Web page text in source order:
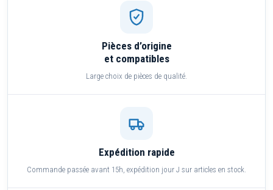
Pièces d’origine
et compatibles
Large choix de pièces de qualité.
Expédition rapide
Commande passée avant 15h, expédition jour J sur articles en stock.